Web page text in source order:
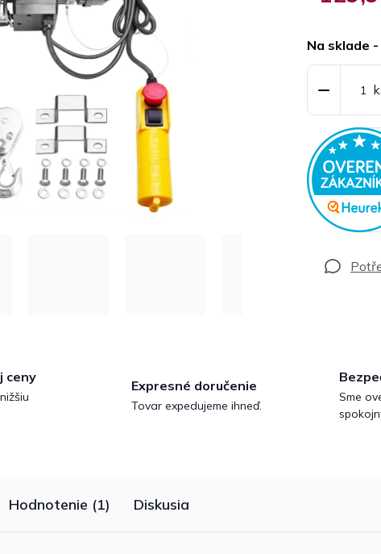
cena:
Na sklade
ceny
Expresné doručenie
Tovar expedujeme ihneď.
Sme
Hodnotenie (1) Diskusia